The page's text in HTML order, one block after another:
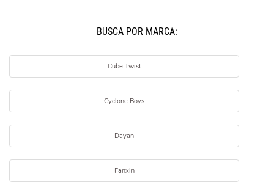
BUSCÁ POR MARCA:
Cube Twist
Cyclone Boys
Dayan
Fanxin